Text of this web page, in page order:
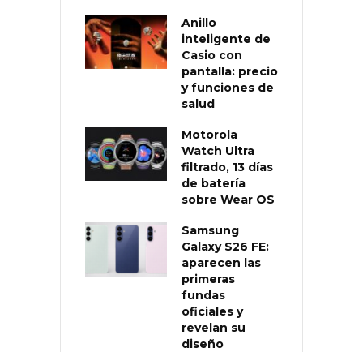
Anillo
inteligente de
Casio con
pantalla: precio
y funciones de
salud
Motorola
Watch Ultra
filtrado, 13 días
de batería
sobre Wear OS
Samsung
Galaxy S26 FE:
aparecen las
primeras
fundas
oficiales y
revelan su
diseño